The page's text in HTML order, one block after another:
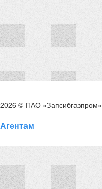
2026 © ПАО «Запсибгазпром»
Агентам